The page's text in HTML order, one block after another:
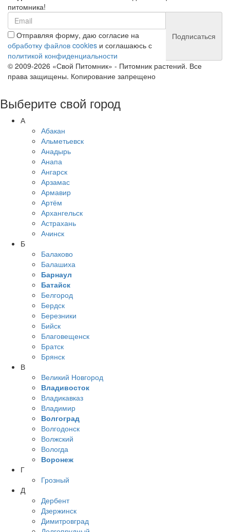
питомника!
Отправляя форму, даю согласие на
обработку файлов cookies и соглашаюсь с
политикой конфиденциальности
Подписаться
© 2009-2026 «Свой Питомник» - Питомник растений. Все
права защищены. Копирование запрещено
Выберите свой город
А
Абакан
Альметьевск
Анадырь
Анапа
Ангарск
Арзамас
Армавир
Артём
Архангельск
Астрахань
Ачинск
Б
Балаково
Балашиха
Барнаул
Батайск
Белгород
Бердск
Березники
Бийск
Благовещенск
Братск
Брянск
В
Великий Новгород
Владивосток
Владикавказ
Владимир
Волгоград
Волгодонск
Волжский
Вологда
Воронеж
Г
Грозный
Д
Дербент
Дзержинск
Димитровград